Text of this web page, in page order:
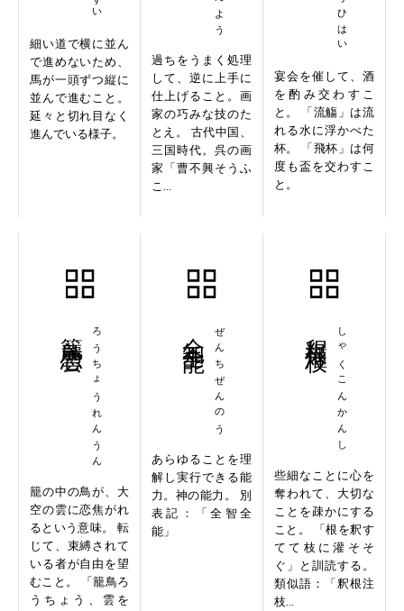
細い道で横に並ん
で進めないため、
馬が一頭ずつ縦に
並んで進むこと。
延々と切れ目なく
進んでいる様子。
過ちをうまく処理
して、逆に上手に
仕上げること。画
家の巧みな技のた
とえ。 古代中国、
三国時代。呉の画
家「曹不興そうふ
こ...
宴会を催して、酒
を酌み交わすこ
と。 「流觴」は流
れる水に浮かべた
杯。 「飛杯」は何
度も盃を交わすこ
と。
ろうちょうれんうん
籠の中の鳥が、大
空の雲に恋焦がれ
るという意味。 転
じて、束縛されて
いる者が自由を望
むこと。 「籠鳥ろ
うちょう、雲を
ぜんちぜんのう
あらゆることを理
解し実行できる能
力。神の能力。 別
表記：「全智全
能」
しゃくこんかんし
些細なことに心を
奪われて、大切な
ことを疎かにする
こと。 「根を釈す
てて枝に灌そそ
ぐ」と訓読する。
類似語：「釈根注
枝...